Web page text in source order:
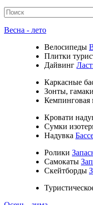
Весна - лето
Велосипеды
Плитки
Дайвинг
Каркасные
Зонты, гамаки
Кемпинговая
Кровати
Cумки
Надувка
Ролики
Самокаты
Скейтборды